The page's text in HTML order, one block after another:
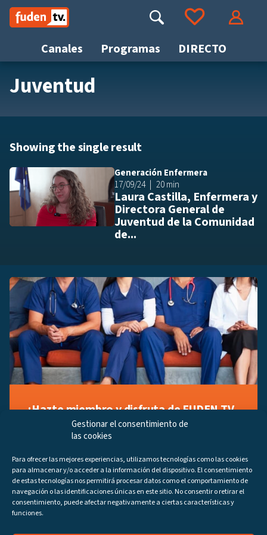
Gestionar el consentimiento de
las cookies
Para ofrecer las mejores experiencias, utilizamos tecnologías como las cookies
para almacenar y/o acceder a la información del dispositivo. El consentimiento
de estas tecnologías nos permitirá procesar datos como el comportamiento de
navegación o las identificaciones únicas en este sitio. No consentir o retirar el
consentimiento, puede afectar negativamente a ciertas características y
funciones.
Saltar
contenido
Canales Programas DIRECTO
Buscar Ir a tus favoritos
Juventud
Showing the single result
Generación Enfermera
17/09/24
20 min
Laura Castilla, Enfermera y
Directora General de
Juventud de la Comunidad
de...
¡Hazte miembro y disfruta de FUDEN TV
a tu manera!
Regístrate ahora gratuitamente y marca tus videos
los últimos programas disponibles.
Regístrate ahora